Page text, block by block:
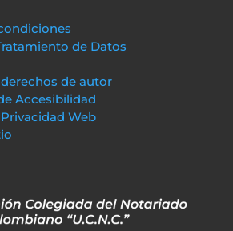
de Datos
de autor
Accesibilidad
Web